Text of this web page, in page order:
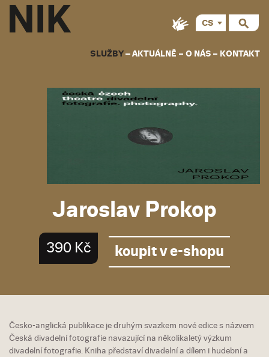
SLUŽBY AKTUÁLNĚ O NÁS KONTAKT
CS
Jaroslav Prokop
390 Kč koupit v e-shopu
Česko-anglická publikace je druhým svazkem nové edice s názvem
Česká divadelní fotografie navazující na několikaletý výzkum
divadelní fotografie. Kniha představí divadelní a dílem i hudební a